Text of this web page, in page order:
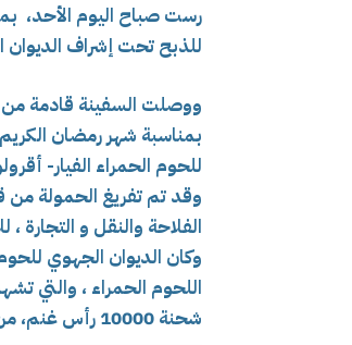
للذبح تحت إشراف الديوان
ووصلت السفينة قادمة من
بمناسبة شهر رمضان
للحوم الحمراء الفيار-
وقد تم تفريغ الحمولة من
الفلاحة والنقل و
اللحوم الحمراء ، والتي
شحنة 10000 رأس غنم، من أصل 40 ألف مستوردة عبر موانئ جزائرية.